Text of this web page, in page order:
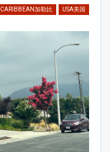
CARIBBEAN加勒比 USA美国